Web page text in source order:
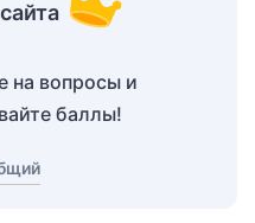
на вопросы и
баллы!